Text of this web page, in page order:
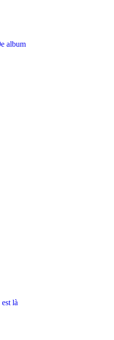
album
là